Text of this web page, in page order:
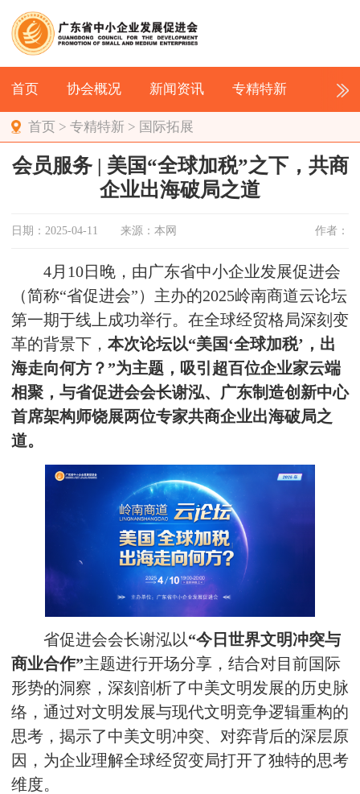
首页 协会概况 新闻资讯 专精特新
首页 > 专精特新 > 国际拓展
会员服务 | 美国“全球加税”之下，共商
企业出海破局之道
日期：2025-04-11 来源：本网 作者：
4月10日晚，由广东省中小企业发展促进会
（简称“省促进会”）主办的2025岭南商道云论坛
第一期于线上成功举行。在全球经贸格局深刻变
革的背景下， 本次论坛以“美国‘全球加税’，出
海走向何方？”为主题，吸引超百位企业家云端
相聚，与省促进会会长谢泓、广东制造创新中心
首席架构师饶展两位专家共商企业出海破局之
道。
省促进会会长谢泓以“今日世界文明冲突与
商业合作”主题进行开场分享，结合对目前国际
形势的洞察，深刻剖析了中美文明发展的历史脉
络，通过对文明发展与现代文明竞争逻辑重构的
思考，揭示了中美文明冲突、对弈背后的深层原
因，为企业理解全球经贸变局打开了独特的思考
维度。